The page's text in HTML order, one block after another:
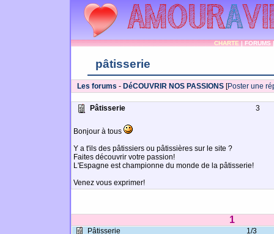
CHARTE|FORUMS
pâtisserie
Les forums - DéCOUVRIR NOS PASSIONS [Poster une
Pâtisserie 3
Bonjour à tous
Y a t'ils des pâtissiers ou pâtissières sur le site ?
Faites découvrir votre passion!
L'Espagne est championne du monde de la pâtisserie!
Venez vous exprimer!
1
Pâtisserie 1/3